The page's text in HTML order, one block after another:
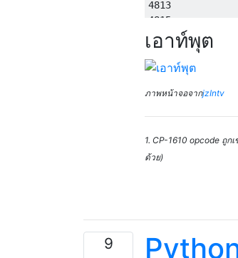
4813
4815
4817
4819
481B
481D
4820
เอาท์พุต
ภาพหน้าจอจากjzIntv
1. CP-1610 opcode ถู
ด้วย)
9